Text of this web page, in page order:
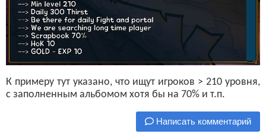
К примеру тут указано, что ищут игроков > 210 уровня,
с заполненным альбомом хотя бы на 70% и т.п.
Написать комментарий